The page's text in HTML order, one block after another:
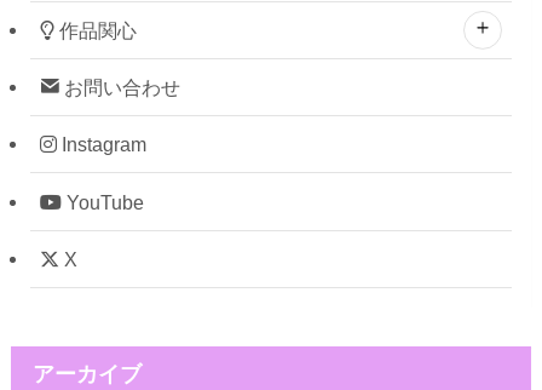
作品関心
お問い合わせ
Instagram
YouTube
X
アーカイブ